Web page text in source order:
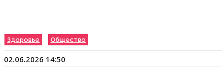
Здоровье Общество
02.06.2026 14:50